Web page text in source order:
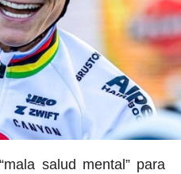
salud mental” para